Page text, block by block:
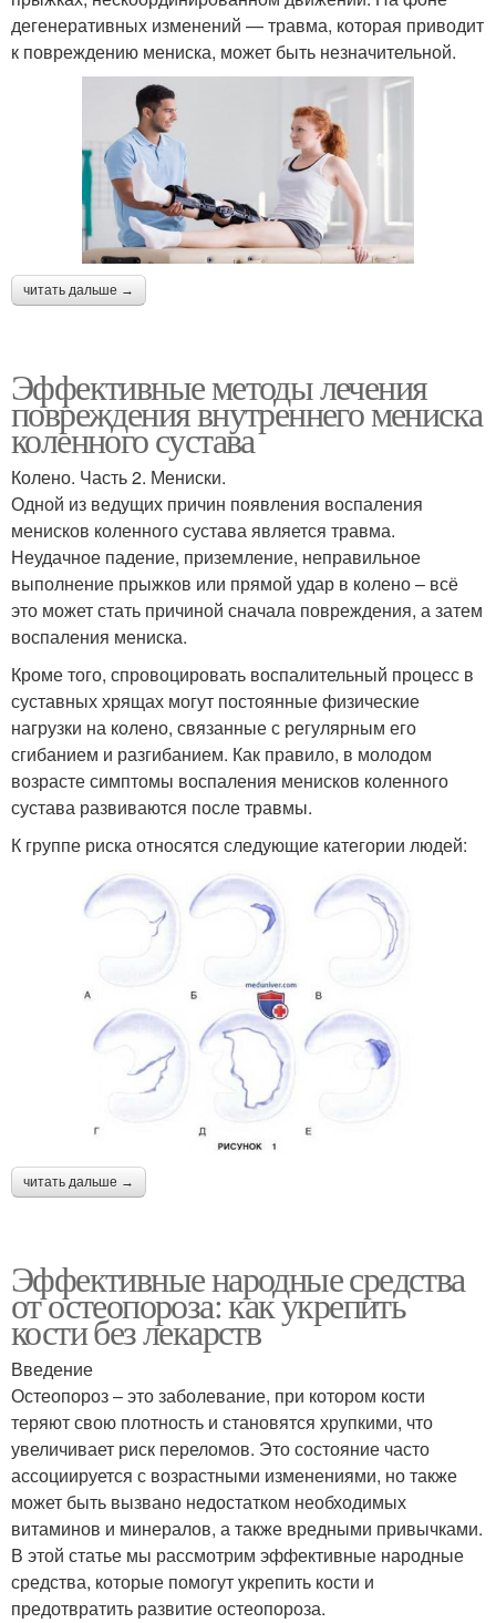
дегенеративных изменений — травма, которая приводит
к повреждению мениска, может быть незначительной.
читать дальше →
Эффективные методы лечения
повреждения внутреннего мениска
коленного сустава
Колено. Часть 2. Мениски.
Одной из ведущих причин появления воспаления
менисков коленного сустава является травма.
Неудачное падение, приземление, неправильное
выполнение прыжков или прямой удар в колено – всё
это может стать причиной сначала повреждения, а затем
воспаления мениска.
Кроме того, спровоцировать воспалительный процесс в
суставных хрящах могут постоянные физические
нагрузки на колено, связанные с регулярным его
сгибанием и разгибанием. Как правило, в молодом
возрасте симптомы воспаления менисков коленного
сустава развиваются после травмы.
К группе риска относятся следующие категории людей:
читать дальше →
Эффективные народные средства
от остеопороза: как укрепить
кости без лекарств
Введение
Остеопороз – это заболевание, при котором кости
теряют свою плотность и становятся хрупкими, что
увеличивает риск переломов. Это состояние часто
ассоциируется с возрастными изменениями, но также
может быть вызвано недостатком необходимых
витаминов и минералов, а также вредными привычками.
В этой статье мы рассмотрим эффективные народные
средства, которые помогут укрепить кости и
предотвратить развитие остеопороза.